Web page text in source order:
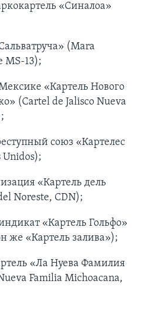
«Синалоа»
(Mara
MS-13);
«Картель Нового
(Cartel de Jalisco Nueva
союз «Картелес
Unidos);
«Картель дель
Noreste, CDN);
«Картель Гольфо»
же «Картель залива»);
«Ла Нуева Фамилия
Familia Michoacana,